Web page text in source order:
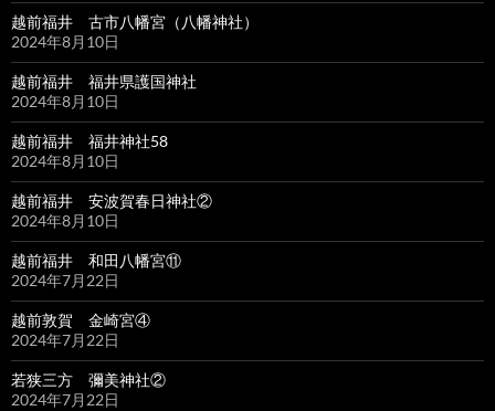
越前福井 古市八幡宮（八幡神社）
2024年8月10日
越前福井 福井県護国神社
2024年8月10日
越前福井 福井神社58
2024年8月10日
越前福井 安波賀春日神社②
2024年8月10日
越前福井 和田八幡宮⑪
2024年7月22日
越前敦賀 金崎宮④
2024年7月22日
若狭三方 彌美神社②
2024年7月22日